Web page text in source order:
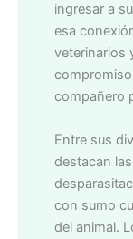
ingresar a
esa
veterinarios
compañero
Entre sus
destacan
con sumo
del animal.